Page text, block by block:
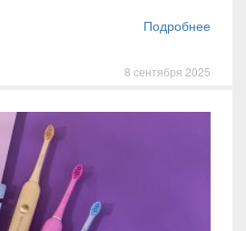
Подробнее
8 сентября 2025